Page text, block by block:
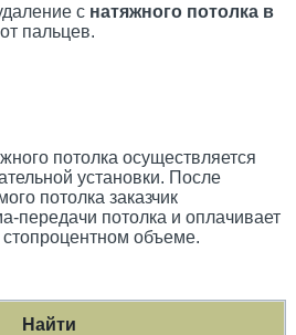
с натяжного потолка в
пальцев.
потолка осуществляется
установки. После
потолка заказчик
передачи потолка и оплачивает
объеме.
Найти